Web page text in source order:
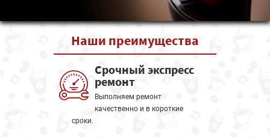
Наши преимущества
Срочный экспресс
ремонт
Выполняем ремонт
качественно и в короткие
сроки.